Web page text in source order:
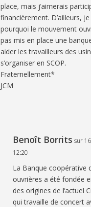
place, mais j’aimerais
financièrement. D’ailleurs,
pourquoi le mouvement
pas mis en place une
aider les travailleurs des
s’organiser en SCOP.
Fraternellement*
JCM
Benoît Borrits sur
12:20
La Banque coopérative
ouvrières a été fondée
des origines de l’actuel
qui travaille de concert